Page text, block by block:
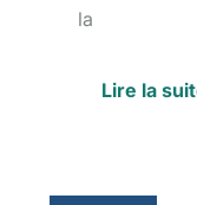
la
Lire la